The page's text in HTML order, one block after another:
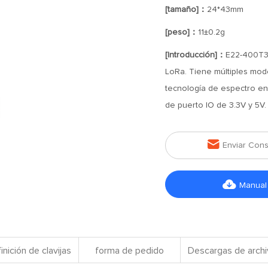
[tamaño]： 24*43mm
[peso]： 11±0.2g
[Introducción]： E22-
LoRa. Tiene múltiples
tecnología de espectro
de puerto IO de 3.3V y 5V.
 Enviar
 Manual
de clavijas forma de pedido Descargas de